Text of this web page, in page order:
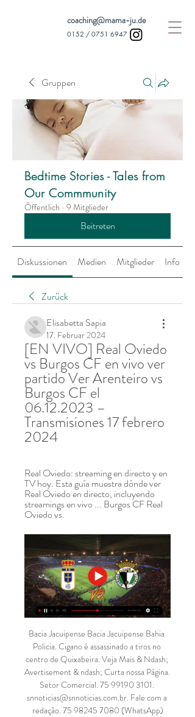
coaching@mama-ju.de
0152 / 0751 6947
Gruppen
Bedtime Stories - Tales from
Our Commmunity
Öffentlich · 9 Mitglieder
Beitreten
Diskussionen Medien Mitglieder Info
Zurück
Elisabetta Sapia
17. Februar 2024
[EN VIVO] Real Oviedo
vs Burgos CF en vivo ver
partido Ver Arenteiro vs
Burgos CF el
06.12.2023 –
Transmisiones 17 febrero
2024
Real Oviedo: streaming en directo y en
TV hoy. Esta guía muestra dónde ver
Real Oviedo en directo, incluyendo
streamings en vivo ... Burgos CF Real
Oviedo vs.
Bacia Jacuipense Bacia Jacuipense Bahia
Policia. Cigano é assassinado a tiros no
centro de Quixabeira. Veja Mais & Ndash;
Avertisement & ndash; Curta nossa Página.
Setor Comercial. 75 99190 3101.
snnoticias@snnoticias.com.br. Fale com a
redação. 75 98245 7080 (WhatsApp)